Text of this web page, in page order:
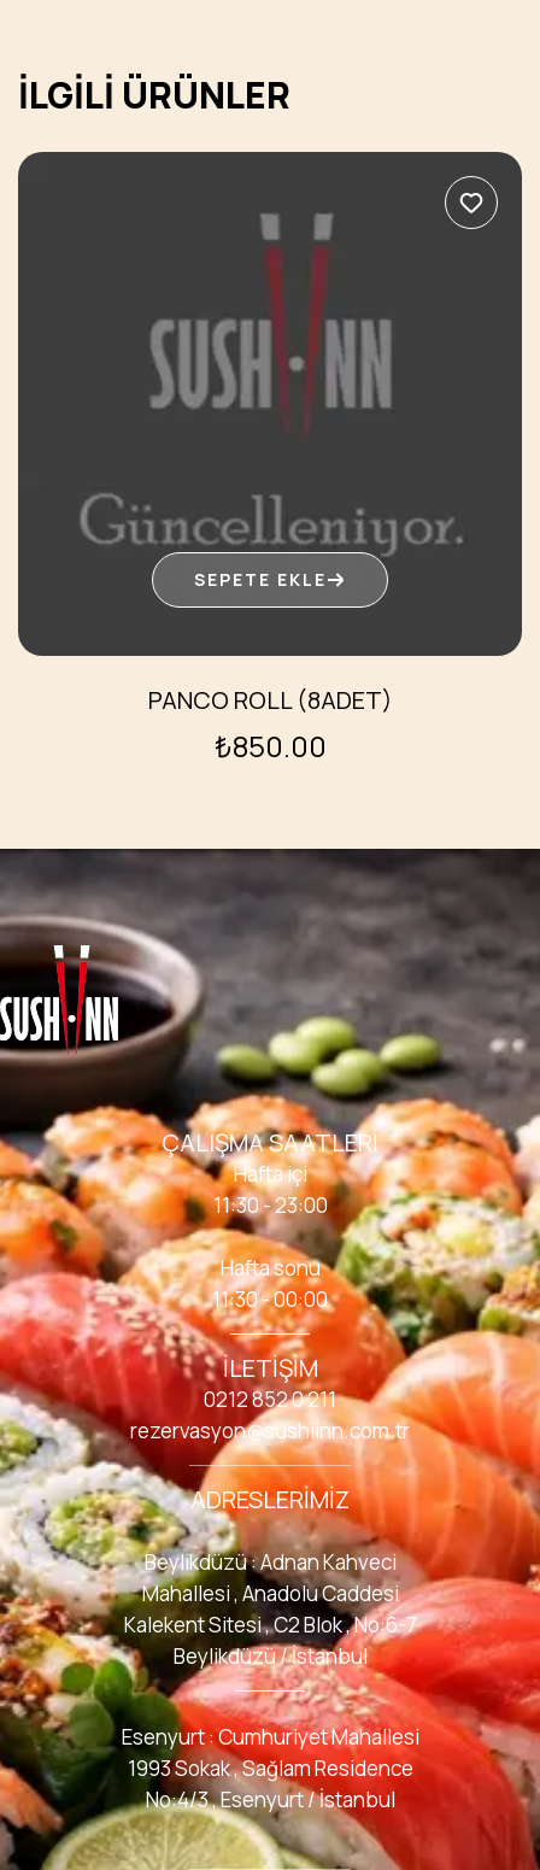
İLGILI ÜRÜNLER
SEPETE EKLE
PANCO ROLL (8ADET)
₺850.00
ÇALIŞMA SAATLERI
Hafta içi
11:30 - 23:00
Hafta sonu
11:30 - 00:00
İLETIŞIM
0212 852 0 211
rezervasyon@sushiinn.com.tr
ADRESLERIMIZ
Beylikdüzü : Adnan Kahveci
Mahallesi , Anadolu Caddesi
Kalekent Sitesi , C2 Blok , No:6-7
Beylikdüzü / İstanbul
Esenyurt : Cumhuriyet Mahallesi
1993 Sokak , Sağlam Residence
No:4/3 , Esenyurt / İstanbul